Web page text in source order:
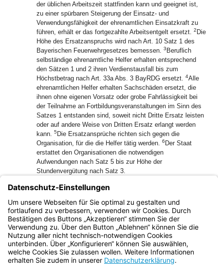
der üblichen Arbeitszeit stattfinden kann und geeignet ist,
zu einer spürbaren Steigerung der Einsatz- und
Verwendungsfähigkeit der ehrenamtlichen Einsatzkraft zu
führen, erhält er das fortgezahlte Arbeitsentgelt ersetzt. 2 Die
Höhe des Ersatzanspruchs wird nach Art. 10 Satz 1 des
Bayerischen Feuerwehrgesetzes bemessen. 3 Beruflich
selbständige ehrenamtliche Helfer erhalten entsprechend
den Sätzen 1 und 2 ihren Verdienstausfall bis zum
Höchstbetrag nach Art. 33a Abs. 3 BayRDG ersetzt. 4Alle
ehrenamtlichen Helfer erhalten Sachschäden ersetzt, die
ihnen ohne eigenen Vorsatz oder grobe Fahrlässigkeit bei
der Teilnahme an Fortbildungsveranstaltungen im Sinn des
Satzes 1 entstanden sind, soweit nicht Dritte Ersatz leisten
oder auf andere Weise von Dritten Ersatz erlangt werden
kann. 5 Die Ersatzansprüche richten sich gegen die
Organisation, für die die Helfer tätig werden. 6 Der Staat
erstattet den Organisationen die notwendigen
Aufwendungen nach Satz 5 bis zur Höhe der
Stundenvergütung nach Satz 3.
(4) Abs. 1 Nr. 2, Abs. 2 und 3 finden keine Anwendung,
wenn anderweitige Freistellungs-, Entgeltfortzahlungs- oder
Ersatzansprüche nach bayerischem Landesrecht oder dem
THW-Gesetz bestehen.
Bayern.de
BayernPortal